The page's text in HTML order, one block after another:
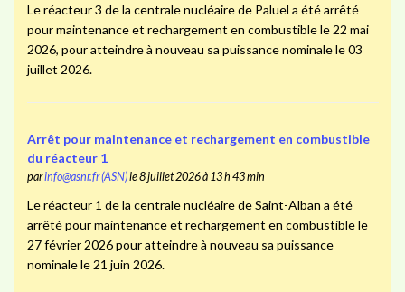
Le réacteur 3 de la centrale nucléaire de Paluel a été arrêté
pour maintenance et rechargement en combustible le 22 mai
2026, pour atteindre à nouveau sa puissance nominale le 03
juillet 2026.
Arrêt pour maintenance et rechargement en combustible
du réacteur 1
parinfo@asnr.fr (ASN)le 8 juillet 2026 à 13 h 43 min
Le réacteur 1 de la centrale nucléaire de Saint-Alban a été
arrêté pour maintenance et rechargement en combustible le
27 février 2026 pour atteindre à nouveau sa puissance
nominale le 21 juin 2026.